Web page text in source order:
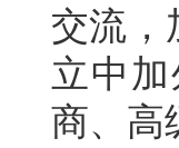
交流，
立中
商、高